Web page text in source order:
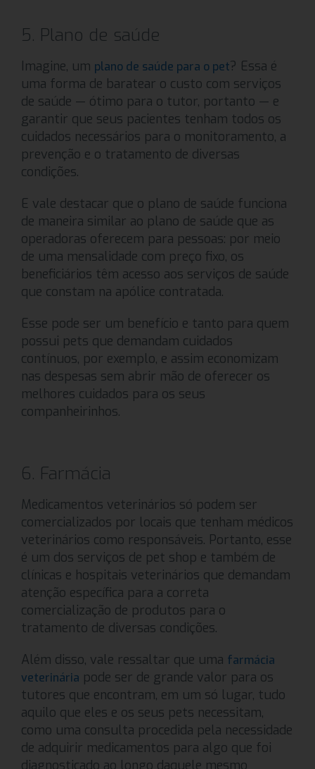
5. Plano de saúde
Imagine, um plano de saúde para o pet? Essa é
uma forma de baratear o custo com serviços
de saúde — ótimo para o tutor, portanto — e
garantir que seus pacientes tenham todos os
cuidados necessários para o monitoramento, a
prevenção e o tratamento de diversas
condições.
E vale destacar que o plano de saúde funciona
de maneira similar ao plano de saúde que as
operadoras oferecem para pessoas: por meio
de uma mensalidade com preço fixo, os
beneficiários têm acesso aos serviços de saúde
que constam na apólice contratada.
Esse pode ser um benefício e tanto para quem
possui pets que demandam cuidados
contínuos, por exemplo, e assim economizam
nas despesas sem abrir mão de oferecer os
melhores cuidados para os seus
companheirinhos.
6. Farmácia
Medicamentos veterinários só podem ser
comercializados por locais que tenham médicos
veterinários como responsáveis. Portanto, esse
é um dos serviços de pet shop e também de
clínicas e hospitais veterinários que demandam
atenção específica para a correta
comercialização de produtos para o
tratamento de diversas condições.
Além disso, vale ressaltar que uma farmácia
veterinária pode ser de grande valor para os
tutores que encontram, em um só lugar, tudo
aquilo que eles e os seus pets necessitam,
como uma consulta procedida pela necessidade
de adquirir medicamentos para algo que foi